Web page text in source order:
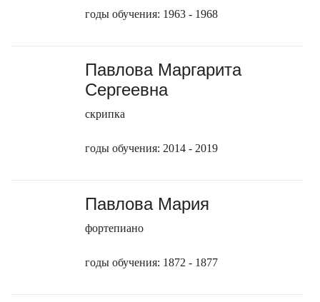
годы обучения: 1963 - 1968
Павлова Маргарита
Сергеевна
скрипка
годы обучения: 2014 - 2019
Павлова Мария
фортепиано
годы обучения: 1872 - 1877